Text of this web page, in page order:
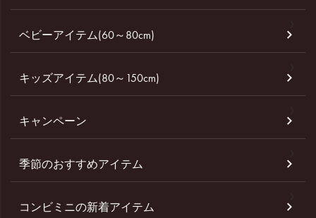
ベビーアイテム(60～80cm)
キッズアイテム(80～150cm)
キャンペーン
季節のおすすめアイテム
コンビミニの新着アイテム